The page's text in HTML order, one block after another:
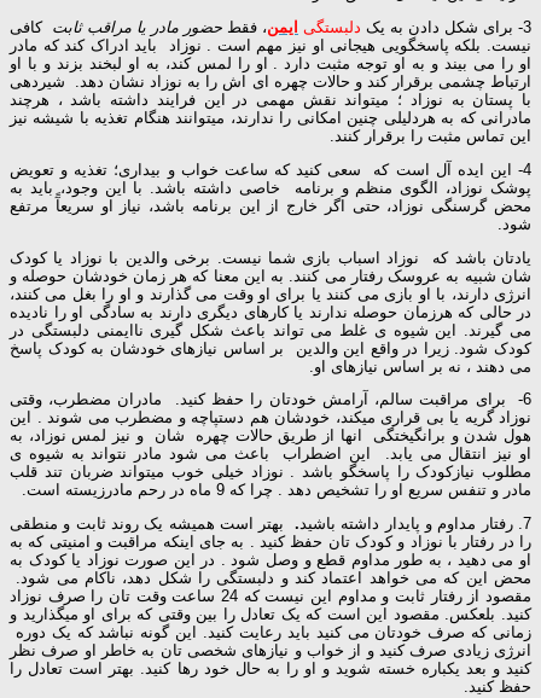
3- برای شکل دادن به یک
دلبستگی ایمن، فقط حضور مادر یا مراقب ثابتکافی
نیست. بلکه پاسخگویی هیجانی او نیز مهم است . نوزاد باید ادراک کند که مادر
او را می بیند و به او توجه مثبت دارد . او را لمس کند، به او لبخند بزند و با او
ارتباط چشمی برقرار کند و حالات چهره ای اش را به نوزاد نشان دهد. شیردهی
با پستان به نوزاد ؛ میتواند نقش مهمی در این فرایند داشته باشد ، هرچند
مادرانی که به هردلیلی چنین امکانی را ندارند، میتوانند هنگام تغذیه با شیشه نیز
این تماس مثبت را برقرار کنند.
4- این ایده آل است که سعی کنید که ساعت خواب و بیداری؛ تغذیه و تعویض
پوشک نوزاد، الگوی منظم و برنامه خاصی داشته باشد. با این وجود، باید به
محض گرسنگی نوزاد، حتی اگر خارج از این برنامه باشد، نیاز او سریعآً مرتفع
شود.
یادتان باشد که نوزاد اسباب بازی شما نیست. برخی والدین با نوزاد یا کودک
شان شبیه به عروسک رفتار می کنند. به این معنا که هر زمان خودشان حوصله و
انرژی دارند، با او بازی می کنند یا برای او وقت می گذارند و او را بغل می کنند،
در حالی که هرزمان حوصله ندارند یا کارهای دیگری دارند به سادگی او را نادیده
می گیرند. این شیوه ی غلط می تواند باعث شکل گیری ناایمنی دلبستگی در
کودک شود. زیرا در واقع این والدین بر اساس نیازهای خودشان به کودک پاسخ
می دهند ، نه بر اساس نیازهای او.
6- برای مراقبت سالم، آرامش خودتان را حفظ کنید. مادران مضطرب، وقتی
نوزاد گریه یا بی قراری میکند، خودشان هم دستپاچه و مضطرب می شوند . این
هول شدن و برانگیختگی انها از طریق حالات چهره شان و نیز لمس نوزاد، به
او نیز انتقال می یابد. این اضطراب باعث می شود مادر نتواند به شیوه ی
مطلوب نیازکودک را پاسخگو باشد . نوزاد خیلی خوب میتواند ضربان تند قلب
مادر و تنفس سریع او را تشخیص دهد . چرا که 9 ماه در رحم مادرزیسته است.
7. رفتار مداوم و پایدار داشته باشید
. بهتر است همیشه یک روند ثابت و منطقی
را در رفتار با نوزاد و کودک تان حفظ کنید . به جای اینکه مراقبت و امنیتی که به
او می دهید ، به طور مداوم قطع و وصل شود . در این صورت نوزاد یا کودک به
محض این که می خواهد اعتماد کند و دلبستگی را شکل دهد، ناکام می شود.
مقصود از رفتار ثابت و مداوم این نیست که 24 ساعت وقت تان را صرف نوزاد
کنید. بلعکس. مقصود این است که یک تعادل را بین وقتی که برای او میگذارید و
زمانی که صرف خودتان می کنید باید رعایت کنید. این گونه نباشد که یک دوره
انرژی زیادی صرف کنید و از خواب و نیازهای شخصی تان به خاطر او صرف نظر
کنید و بعد یکباره خسته شوید و او را به حال خود رها کنید. بهتر است تعادل را
حفظ کنید.